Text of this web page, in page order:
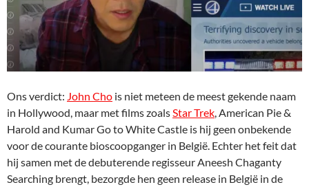
Ons verdict: John Cho is niet meteen de meest gekende naam
in Hollywood, maar met films zoalsStar Trek, American Pie &
Harold and Kumar Go to White Castle is hij geen onbekende
voor de courante bioscoopganger in België. Echter het feit dat
hij samen met de debuterende regisseur Aneesh Chaganty
Searching brengt, bezorgde hen geen release in België in de